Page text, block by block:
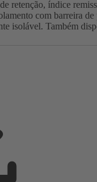
retenção, índice
com barreira de
isolável. Também
sintético